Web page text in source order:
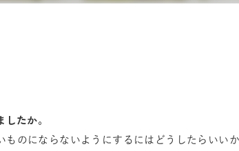
たか。
のにならないようにするにはどうしたらいい